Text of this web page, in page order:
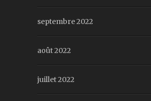
septembre 2022
août 2022
juillet 2022